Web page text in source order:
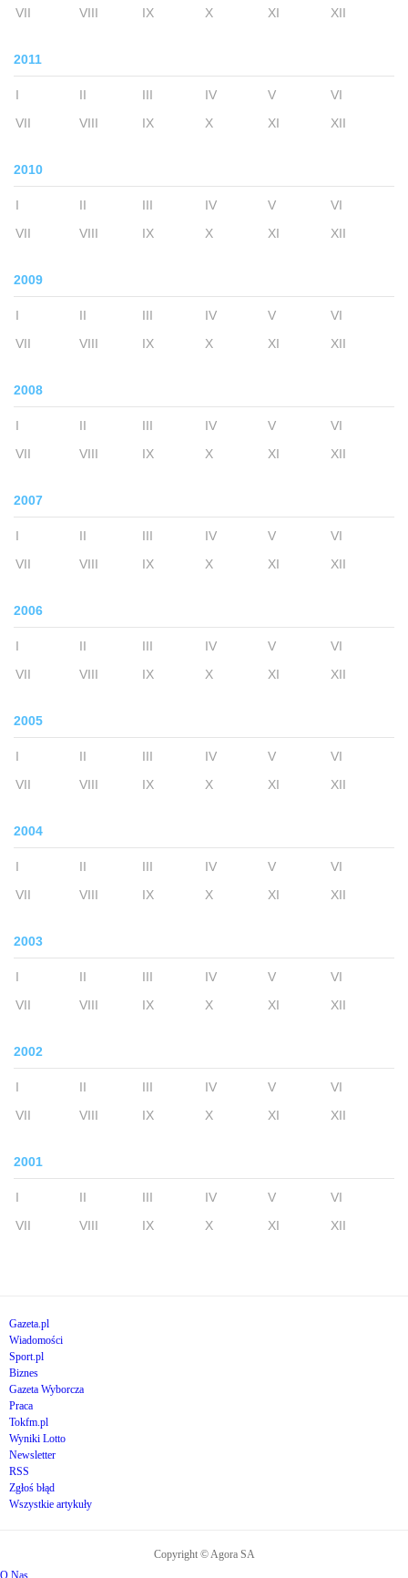
VII
VIII IX X XI XII
2011
I II III IV V
VI
VII
VIII IX X XI XII
2010
I II III IV V
VI
VII
VIII IX X XI XII
2009
I II III IV V
VI
VII
VIII IX X XI XII
2008
I II III IV V
VI
VII
VIII IX X XI XII
2007
I II III IV V
VI
VII
VIII IX X XI XII
2006
I II III IV V
VI
VII
VIII IX X XI XII
2005
I II III IV V
VI
VII
VIII IX X XI XII
2004
I II III IV V
VI
VII
VIII IX X XI XII
2003
I II III IV V
VI
VII
VIII IX X XI XII
2002
I II III IV V
VI
VII
VIII IX X XI XII
2001
I II III IV V
VI
VII
VIII IX X XI XII
Gazeta.pl
Wiadomości
Sport.pl
Biznes
Gazeta Wyborcza
Praca
Tokfm.pl
Wyniki Lotto
Newsletter
RSS
Zgłoś błąd
Wszystkie artykuły
Copyright © Agora SA
O Nas